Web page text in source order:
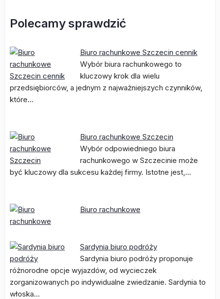
Polecamy sprawdzić
Biuro rachunkowe Szczecin cennik
Wybór biura rachunkowego to
kluczowy krok dla wielu
przedsiębiorców, a jednym z najważniejszych czynników,
które…
Biuro rachunkowe Szczecin
Wybór odpowiedniego biura
rachunkowego w Szczecinie może
być kluczowy dla sukcesu każdej firmy. Istotne jest,…
Biuro rachunkowe
Sardynia biuro podróży
Sardynia biuro podróży proponuje
różnorodne opcje wyjazdów, od wycieczek
zorganizowanych po indywidualne zwiedzanie. Sardynia to
włoska…